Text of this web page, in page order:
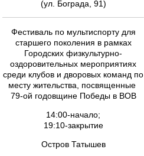
(ул. Бограда, 91)
Фестиваль по мультиспорту для
старшего поколения в рамках
Городских физкультурно-
оздоровительных мероприятиях
среди клубов и дворовых команд по
месту жительства, посвященные
79-ой годовщине Победы в ВОВ
14:00-начало;
19:10-закрытие
Остров Татышев